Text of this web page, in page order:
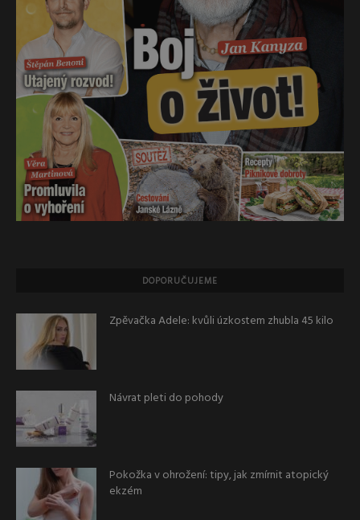
DOPORUČUJEME
Zpěvačka Adele: kvůli úzkostem zhubla 45 kilo
Návrat pleti do pohody
Pokožka v ohrožení: tipy, jak zmírnit atopický
ekzém